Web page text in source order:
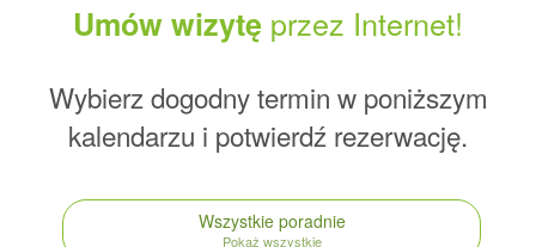
Umów wizytę przez Internet!
Wybierz dogodny termin w poniższym
kalendarzu i potwierdź rezerwację.
Wszystkie poradnie
Pokaż wszystkie